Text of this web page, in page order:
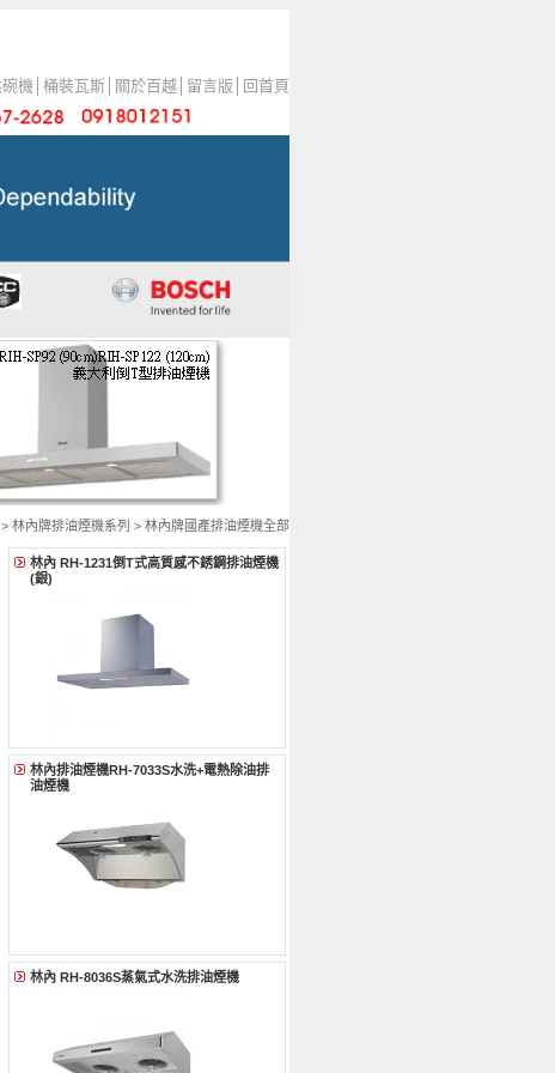
機 桶裝瓦斯 關於百越 留言版 回首頁
> 林內牌排油煙機系列 > 林內牌國產排油煙機全部
林內 RH-1231倒T式高質感不銹鋼排油煙機
(銀)
林內排油煙機RH-7033S水洗+電熱除油排
油煙機
林內 RH-8036S蒸氣式水洗排油煙機